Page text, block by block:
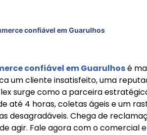
confiável em Guarulhos
confiável em Guarulhosé
um cliente insatisfeito, uma
surge como a parceira
até 4 horas, coletas ágeis e um
desagradáveis. Chega de
agir. Fale agora com o